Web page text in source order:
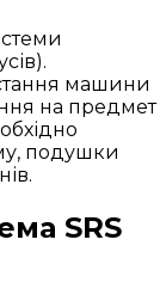
машини
на предмет
подушки
SRS